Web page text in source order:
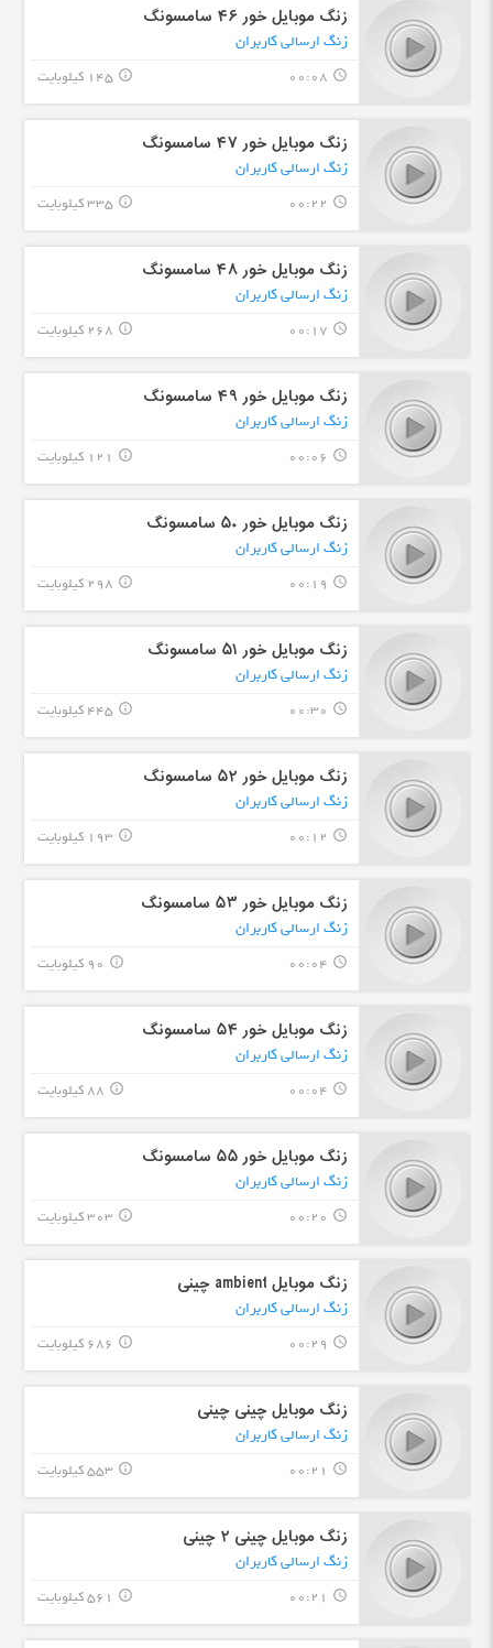
زنگ موبایل خور ۴۶ سامسونگ
زنگ ارسالی کاربران
query_builder
00:08 145 کیلوبایت info_outline
زنگ موبایل خور ۴۷ سامسونگ
زنگ ارسالی کاربران
query_builder
00:22 335 کیلوبایت info_outline
زنگ موبایل خور ۴۸ سامسونگ
زنگ ارسالی کاربران
query_builder
00:17 268 کیلوبایت info_outline
زنگ موبایل خور ۴۹ سامسونگ
زنگ ارسالی کاربران
query_builder
00:06 121 کیلوبایت info_outline
زنگ موبایل خور ۵۰ سامسونگ
زنگ ارسالی کاربران
query_builder
00:19 298 کیلوبایت info_outline
زنگ موبایل خور ۵۱ سامسونگ
زنگ ارسالی کاربران
query_builder
00:30 445 کیلوبایت info_outline
زنگ موبایل خور ۵۲ سامسونگ
زنگ ارسالی کاربران
query_builder
00:12 193 کیلوبایت info_outline
زنگ موبایل خور ۵۳ سامسونگ
زنگ ارسالی کاربران
query_builder
00:04 90 کیلوبایت info_outline
زنگ موبایل خور ۵۴ سامسونگ
زنگ ارسالی کاربران
query_builder
00:04 88 کیلوبایت info_outline
زنگ موبایل خور ۵۵ سامسونگ
زنگ ارسالی کاربران
query_builder
00:20 303 کیلوبایت info_outline
زنگ موبایل ambient چینی
زنگ ارسالی کاربران
query_builder
00:29 686 کیلوبایت info_outline
زنگ موبایل چینی چینی
زنگ ارسالی کاربران
query_builder
00:21 553 کیلوبایت info_outline
زنگ موبایل چینی ۲ چینی
زنگ ارسالی کاربران
query_builder
00:21 561 کیلوبایت info_outline